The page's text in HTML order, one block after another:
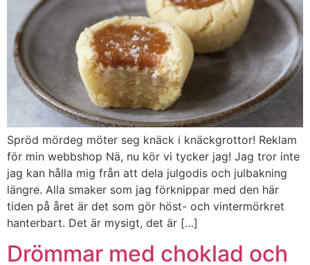
Spröd mördeg möter seg knäck i knäckgrottor! Reklam
för min webbshop Nä, nu kör vi tycker jag! Jag tror inte
jag kan hålla mig från att dela julgodis och julbakning
längre. Alla smaker som jag förknippar med den här
tiden på året är det som gör höst- och vintermörkret
hanterbart. Det är mysigt, det är […]
Drömmar med choklad och